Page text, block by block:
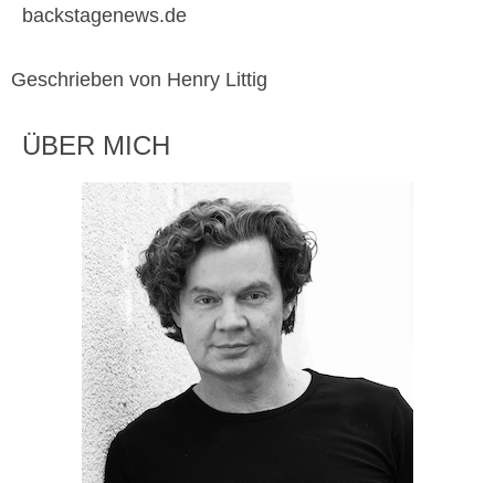
backstagenews.de
Geschrieben von Henry Littig
ÜBER MICH